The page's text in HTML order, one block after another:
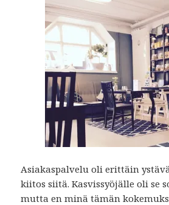
Asiakaspalvelu oli erittäin
kiitos siitä. Kasvissyöjälle oli se
mutta en minä tämän